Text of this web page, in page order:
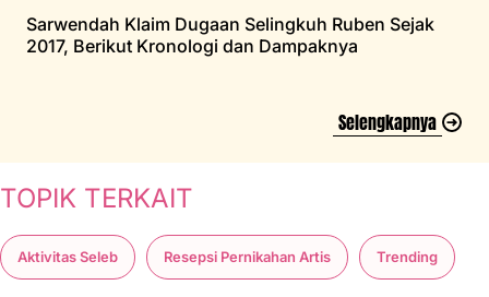
Sarwendah Klaim Dugaan Selingkuh Ruben Sejak
2017, Berikut Kronologi dan Dampaknya
Selengkapnya
TOPIK TERKAIT
Aktivitas Seleb Resepsi Pernikahan Artis Trending